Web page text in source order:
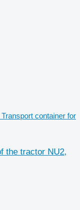
container for
the tractor NU2,